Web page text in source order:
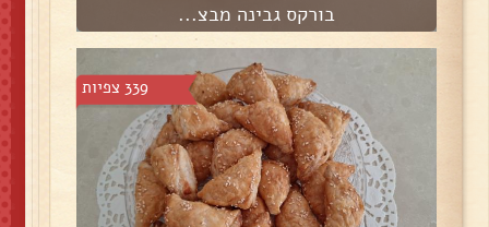
בורקס גבינה מבצ...
339 צפיות